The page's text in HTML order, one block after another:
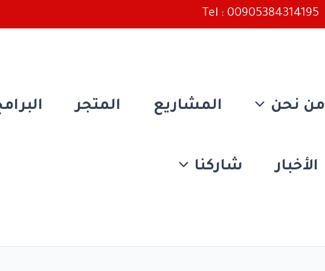
Tel : 00905384314195
من نحن المشاريع المتجر
الأخبار شاركنا